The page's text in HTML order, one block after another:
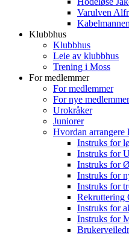
Varulven
Kabelmannen
Klubbhus
Klubbhus
Leie av klubbhus
Trening i Moss
For medlemmer
For medlemmer
For nye medlemmer
Urokråker
Juniorer
Hvordan arrangere
Instruks for
Instruks for
Instruks for
Instruks for
Instruks for
Rekruttering
Instruks for
Instruks for